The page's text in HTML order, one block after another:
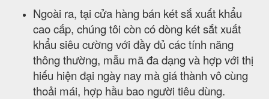
Ngoài ra, tại cửa hàng bán két sắ xuất khẩu
cao cấp, chúng tôi còn có dòng két sắt xuất
khẩu siêu cường với đầy đủ các tính năng
thông thường, mẫu mã đa dạng và hợp với thị
hiếu hiện đại ngày nay mà giá thành vô cùng
thoải mái, hợp hầu bao người tiêu dùng.